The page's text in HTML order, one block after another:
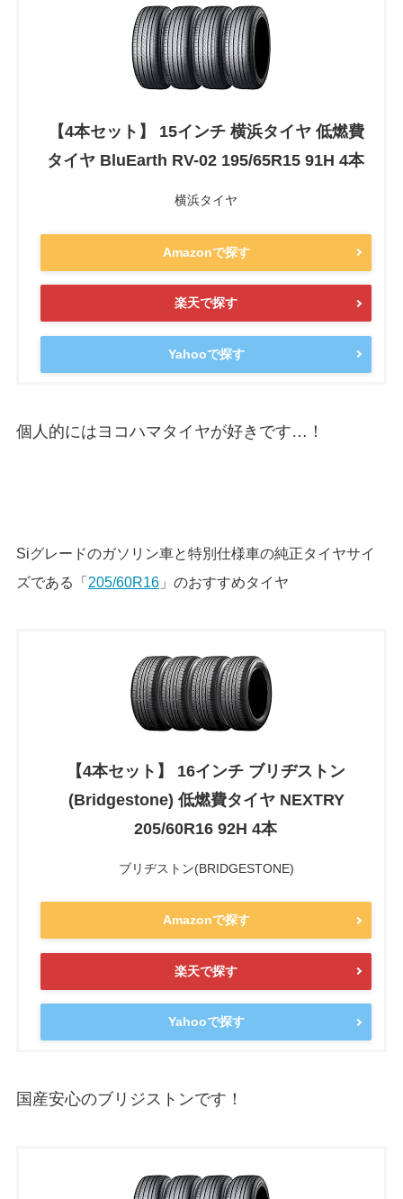
【4本セット】 15インチ 横浜タイヤ 低燃費
タイヤ BluEarth RV-02 195/65R15 91H 4本
横浜タイヤ
Amazonで探す
楽天で探す
Yahooで探す
個人的にはヨコハマタイヤが好きです…！
Siグレードのガソリン車と特別仕様車の純正タイヤサイ
ズである「 205/60R16」のおすすめタイヤ
【4本セット】 16インチ ブリヂストン
(Bridgestone) 低燃費タイヤ NEXTRY
205/60R16 92H 4本
ブリヂストン(BRIDGESTONE)
Amazonで探す
楽天で探す
Yahooで探す
国産安心のブリジストンです！